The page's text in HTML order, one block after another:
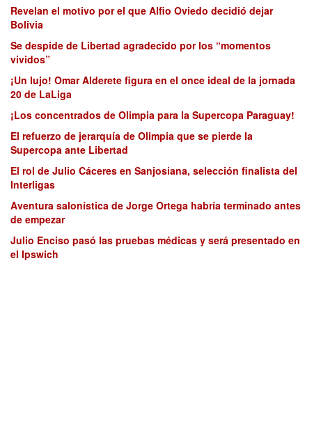
Revelan el motivo por el que Alfio Oviedo decidió dejar
Bolivia
Se despide de Libertad agradecido por los “momentos
vividos”
¡Un lujo! Omar Alderete figura en el once ideal de la jornada
20 de LaLiga
¡Los concentrados de Olimpia para la Supercopa Paraguay!
El refuerzo de jerarquía de Olimpia que se pierde la
Supercopa ante Libertad
El rol de Julio Cáceres en Sanjosiana, selección finalista del
Interligas
Aventura salonística de Jorge Ortega habría terminado antes
de empezar
Julio Enciso pasó las pruebas médicas y será presentado en
el Ipswich